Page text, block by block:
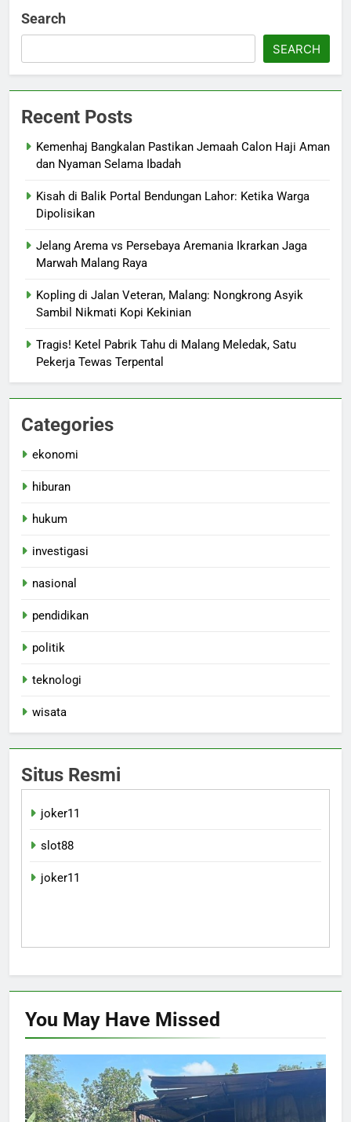
Search
SEARCH
Recent Posts
Kemenhaj Bangkalan Pastikan Jemaah Calon Haji Aman
dan Nyaman Selama Ibadah
Kisah di Balik Portal Bendungan Lahor: Ketika Warga
Dipolisikan
Jelang Arema vs Persebaya Aremania Ikrarkan Jaga
Marwah Malang Raya
Kopling di Jalan Veteran, Malang: Nongkrong Asyik
Sambil Nikmati Kopi Kekinian
Tragis! Ketel Pabrik Tahu di Malang Meledak, Satu
Pekerja Tewas Terpental
Categories
ekonomi
hiburan
hukum
investigasi
nasional
pendidikan
politik
teknologi
wisata
Situs Resmi
joker11
slot88
joker11
You May Have Missed
INVESTIGASI